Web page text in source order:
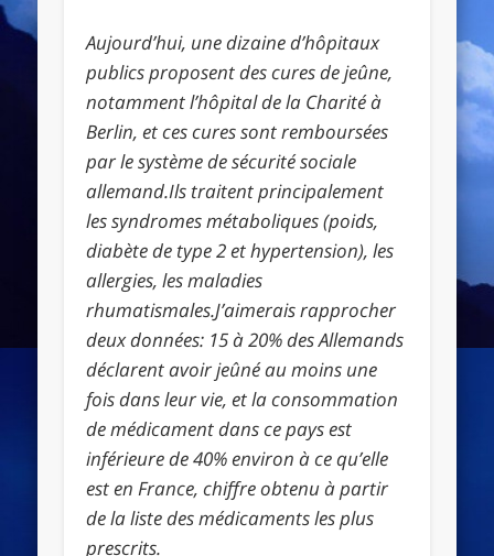
Aujourd’hui, une dizaine d’hôpitaux
publics proposent des cures de jeûne,
notamment l’hôpital de la Charité à
Berlin, et ces cures sont remboursées
par le système de sécurité sociale
allemand.Ils traitent principalement
les syndromes métaboliques (poids,
diabète de type 2 et hypertension), les
allergies, les maladies
rhumatismales.J’aimerais rapprocher
deux données: 15 à 20% des Allemands
déclarent avoir jeûné au moins une
fois dans leur vie, et la consommation
de médicament dans ce pays est
inférieure de 40% environ à ce qu’elle
est en France, chiffre obtenu à partir
de la liste des médicaments les plus
prescrits.